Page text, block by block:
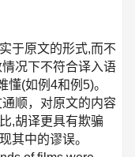
于原文的形式,而不
况下不符合译入语
懂(如例4和例5)。
顺，对原文的内容
,胡译更具有欺骗
其中的谬误。